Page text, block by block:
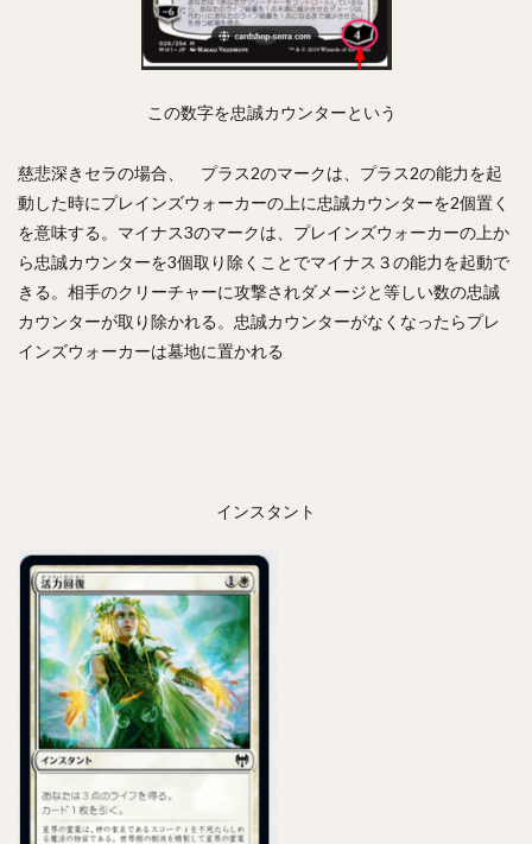
この数字を忠誠カウンターという
慈悲深きセラの場合、 プラス2のマークは、プラス2の能力を起
動した時にプレインズウォーカーの上に忠誠カウンターを2個置く
を意味する。マイナス3のマークは、プレインズウォーカーの上か
ら忠誠カウンターを3個取り除くことでマイナス３の能力を起動で
きる。相手のクリーチャーに攻撃されダメージと等しい数の忠誠
カウンターが取り除かれる。忠誠カウンターがなくなったらプレ
インズウォーカーは墓地に置かれる
インスタント